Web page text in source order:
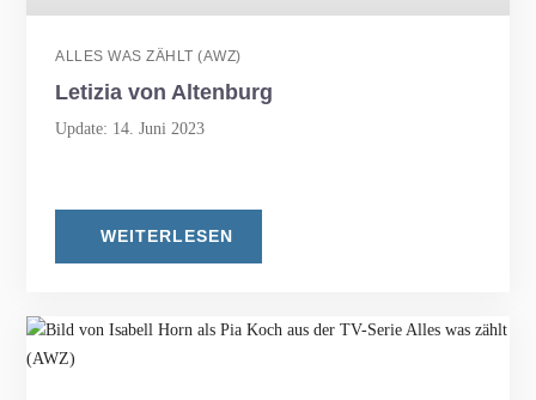
ALLES WAS ZÄHLT (AWZ)
Letizia von Altenburg
Update: 14. Juni 2023
WEITERLESEN